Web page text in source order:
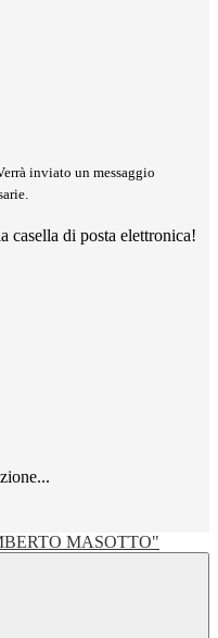
inviato un messaggio
casella di posta elettronica!